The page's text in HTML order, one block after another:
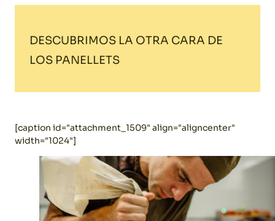
DESCUBRIMOS LA OTRA CARA DE
LOS PANELLETS
[caption id="attachment_1509" align="aligncenter"
width="1024"]